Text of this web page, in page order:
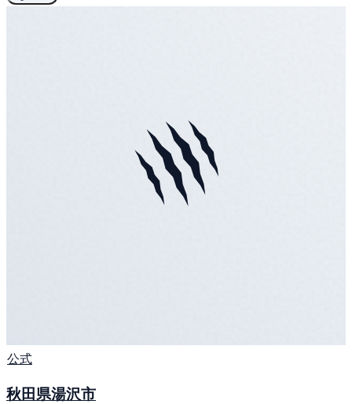
公式
秋田県湯沢市